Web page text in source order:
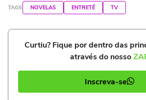
TAGS NOVELAS ENTRETÊ TV
Curtiu? Fique por dentro das
através do nosso
Inscreva-se